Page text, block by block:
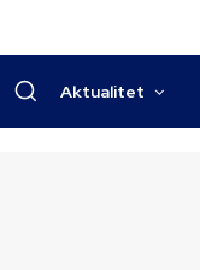
Aktualitet